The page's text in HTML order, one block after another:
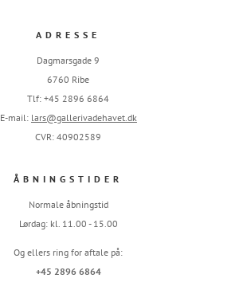
ADRESSE
Dagmarsgade 9
6760 Ribe
Tlf: +45 2896 6864
E-mail: lars@gallerivadehavet.dk
CVR: 40902589
ÅBNINGSTIDER
Normale åbningstid
Lørdag: kl. 11.00 - 15.00
Og ellers ring for aftale på:
+45 2896 6864